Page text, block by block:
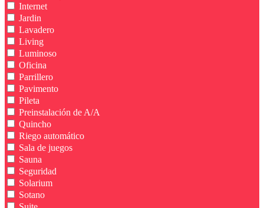
Internet
Jardin
Lavadero
Living
Luminoso
Oficina
Parrillero
Pavimento
Pileta
Preinstalación de A/A
Quincho
Riego automático
Sala de juegos
Sauna
Seguridad
Solarium
Sotano